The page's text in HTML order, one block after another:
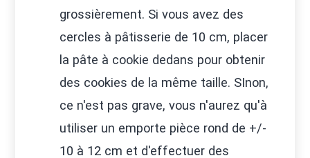
grossièrement. Si vous avez des
cercles à pâtisserie de 10 cm, placer
la pâte à cookie dedans pour obtenir
des cookies de la même taille. SInon,
ce n'est pas grave, vous n'aurez qu'à
utiliser un emporte pièce rond de +/-
10 à 12 cm et d'effectuer des